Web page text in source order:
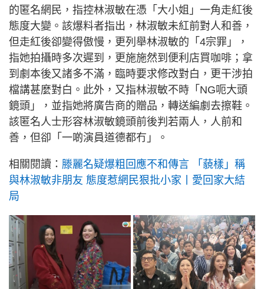
的匿名網民，指控林淑敏在憑「大小姐」一角走紅後
態度大變。該爆料者指出，林淑敏未紅前對人和善，
但走紅後卻變得傲慢，更列舉林淑敏的「4宗罪」，
指她拍攝時多次遲到，更施施然到便利店買咖啡；拿
到劇本後又諸多不滿，臨時要求修改對白，更干涉拍
檔講甚麼對白。此外，又指林淑敏不時「NG呃大頭
鏡頭」，並指她將廣告商的贈品，轉送編劇去擦鞋。
該匿名人士形容林淑敏鏡頭前後判若兩人，人前和
善，但卻「一啲演員道德都冇」。
相關閱讀： 滕麗名疑爆粗回應不和傳言 「藐樣」稱
與林淑敏非朋友 態度惹網民狠批小家丨愛回家大結
局